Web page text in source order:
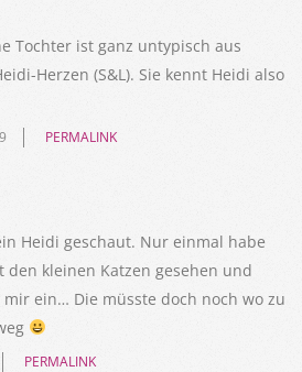
Tochter ist ganz untypisch aus
Herzen (S&L). Sie kennt Heidi also
PERMALINK
Heidi geschaut. Nur einmal habe
den kleinen Katzen gesehen und
ein… Die müsste doch noch wo zu
PERMALINK